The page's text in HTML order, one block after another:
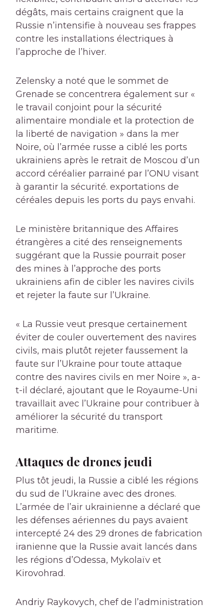
dégâts, mais certains craignent que la
Russie n’intensifie à nouveau ses frappes
contre les installations électriques à
l’approche de l’hiver.
Zelensky a noté que le sommet de
Grenade se concentrera également sur «
le travail conjoint pour la sécurité
alimentaire mondiale et la protection de
la liberté de navigation » dans la mer
Noire, où l’armée russe a ciblé les ports
ukrainiens après le retrait de Moscou d’un
accord céréalier parrainé par l’ONU visant
à garantir la sécurité. exportations de
céréales depuis les ports du pays envahi.
Le ministère britannique des Affaires
étrangères a cité des renseignements
suggérant que la Russie pourrait poser
des mines à l’approche des ports
ukrainiens afin de cibler les navires civils
et rejeter la faute sur l’Ukraine.
« La Russie veut presque certainement
éviter de couler ouvertement des navires
civils, mais plutôt rejeter faussement la
faute sur l’Ukraine pour toute attaque
contre des navires civils en mer Noire », a-
t-il déclaré, ajoutant que le Royaume-Uni
travaillait avec l’Ukraine pour contribuer à
améliorer la sécurité du transport
maritime.
Attaques de drones jeudi
Plus tôt jeudi, la Russie a ciblé les régions
du sud de l’Ukraine avec des drones.
L’armée de l’air ukrainienne a déclaré que
les défenses aériennes du pays avaient
intercepté 24 des 29 drones de fabrication
iranienne que la Russie avait lancés dans
les régions d’Odessa, Mykolaïv et
Kirovohrad.
Andriy Raykovych, chef de l’administration